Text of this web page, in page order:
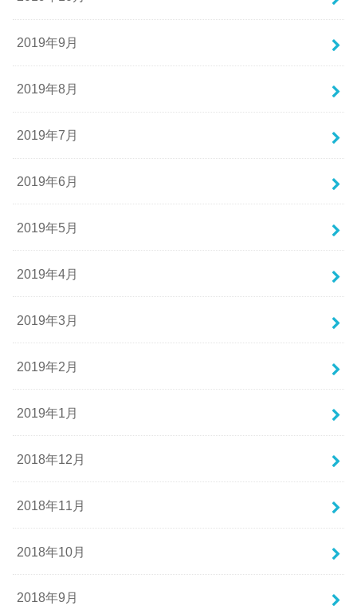
2019年9月
2019年8月
2019年7月
2019年6月
2019年5月
2019年4月
2019年3月
2019年2月
2019年1月
2018年12月
2018年11月
2018年10月
2018年9月